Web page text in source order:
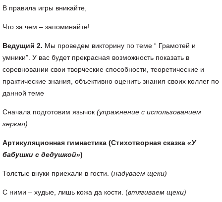
В правила игры вникайте,
Что за чем – запоминайте!
Ведущий 2. Мы проведем викторину по теме “ Грамотей и
умники”. У вас будет прекрасная возможность показать в
соревновании свои творческие способности, теоретические и
практические знания, объективно оценить знания своих коллег по
данной теме
Сначала подготовим язычок (упражнение с использованием
зеркал)
Артикуляционная гимнастика (Стихотворная сказка «У
бабушки с дедушкой»)
Толстые внуки приехали в гости. (надуваем щеки)
С ними – худые, лишь кожа да кости. (втягиваем щеки)